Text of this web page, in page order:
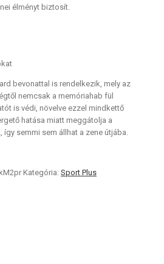
élményt biztosít.
bevonattal is rendelkezik, mely az
nemcsak a memóriahab fül
is védi, növelve ezzel mindkettő
hatása miatt meggátolja a
semmi sem állhat a zene útjába.
Kategória: Sport Plus